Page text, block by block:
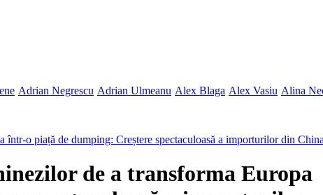
Adrian Negrescu Adrian Ulmeanu Alex Blaga Alex Vasiu Alina
o piață de dumping: Creștere spectaculoasă a importurilor din China
de a transforma Europa